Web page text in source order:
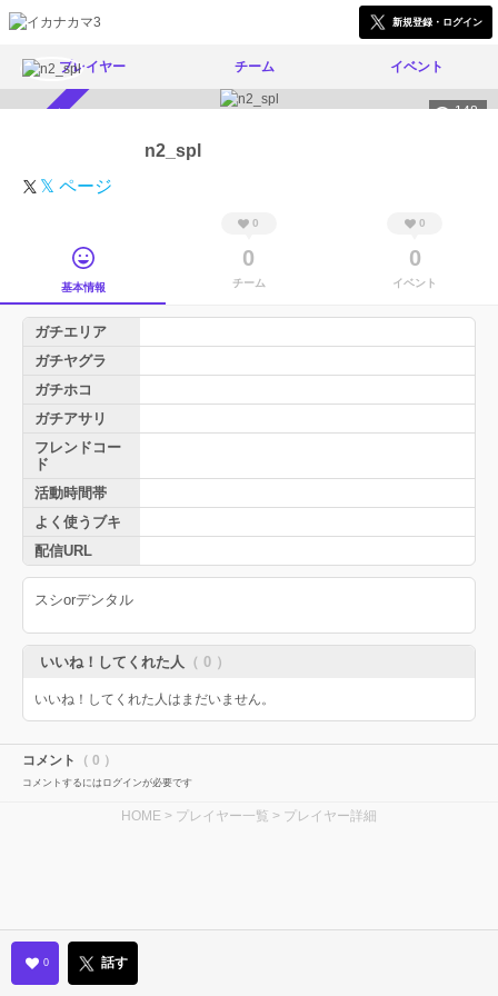
新規登録・ログイン
プレイヤー チーム イベント
148
n2_spl
𝕏 ページ
基本情報
0
0
チーム
0
0
イベント
ガチエリア
ガチヤグラ
ガチホコ
ガチアサリ
フレンドコー
ド
活動時間帯
よく使うブキ
配信URL
スシorデンタル
いいね！してくれた人 （ 0 ）
いいね！してくれた人はまだいません。
コメント （ 0 ）
コメントするにはログインが必要です
HOME > プレイヤー一覧 > プレイヤー詳細
0 話す